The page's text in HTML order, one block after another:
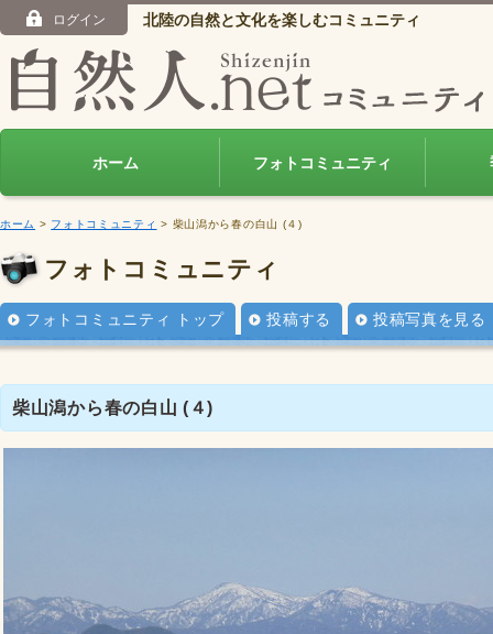
ログイン 北陸の自然と文化を楽しむコミュニティ
ホーム フォトコミュニティ
ホーム > フォトコミュニティ > 柴山潟から春の白山 (４)
フォトコミュニティ
フォトコミュニティ トップ 投稿する 投稿写真を見る
柴山潟から春の白山 (４)